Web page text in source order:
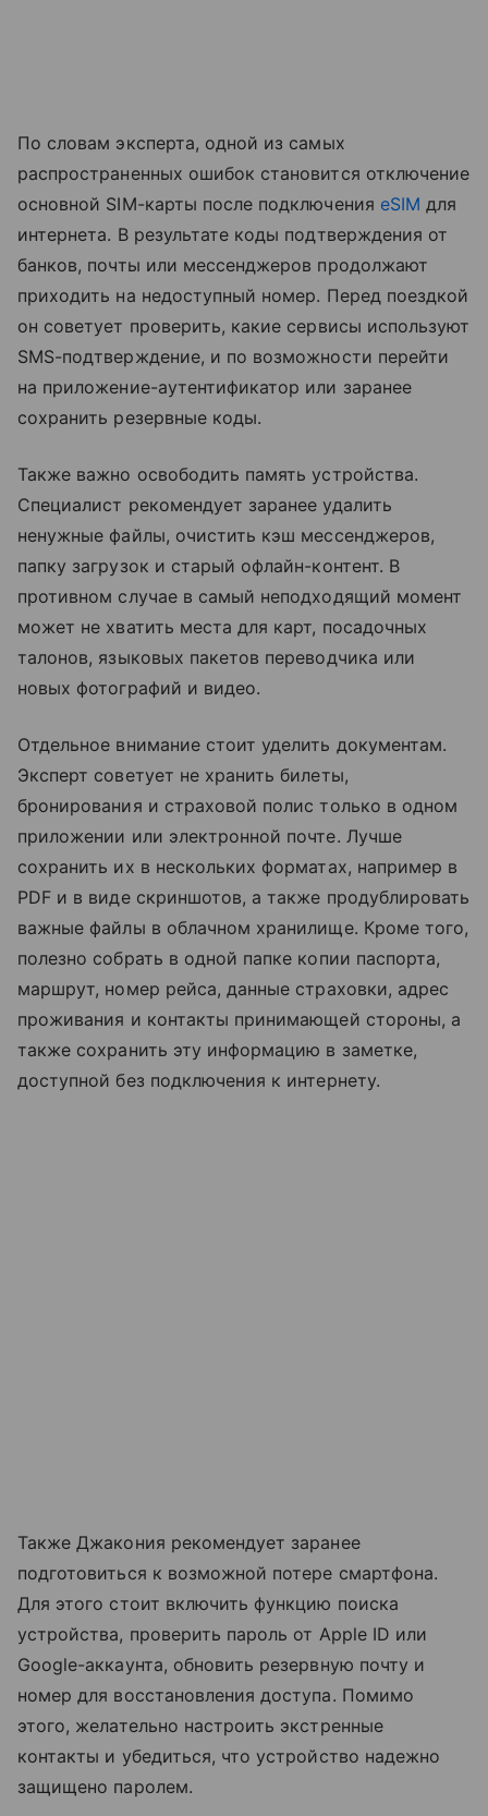
По словам эксперта, одной из самых
распространенных ошибок становится отключение
основной SIM-карты после подключения eSIM для
интернета. В результате коды подтверждения от
банков, почты или мессенджеров продолжают
приходить на недоступный номер. Перед поездкой
он советует проверить, какие сервисы используют
SMS-подтверждение, и по возможности перейти
на приложение-аутентификатор или заранее
сохранить резервные коды.
Также важно освободить память устройства.
Специалист рекомендует заранее удалить
ненужные файлы, очистить кэш мессенджеров,
папку загрузок и старый офлайн-контент. В
противном случае в самый неподходящий момент
может не хватить места для карт, посадочных
талонов, языковых пакетов переводчика или
новых фотографий и видео.
Отдельное внимание стоит уделить документам.
Эксперт советует не хранить билеты,
бронирования и страховой полис только в одном
приложении или электронной почте. Лучше
сохранить их в нескольких форматах, например в
PDF и в виде скриншотов, а также продублировать
важные файлы в облачном хранилище. Кроме того,
полезно собрать в одной папке копии паспорта,
маршрут, номер рейса, данные страховки, адрес
проживания и контакты принимающей стороны, а
также сохранить эту информацию в заметке,
доступной без подключения к интернету.
Также Джакония рекомендует заранее
подготовиться к возможной потере смартфона.
Для этого стоит включить функцию поиска
устройства, проверить пароль от Apple ID или
Google-аккаунта, обновить резервную почту и
номер для восстановления доступа. Помимо
этого, желательно настроить экстренные
контакты и убедиться, что устройство надежно
защищено паролем.